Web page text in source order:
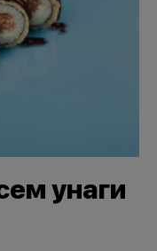
унаги